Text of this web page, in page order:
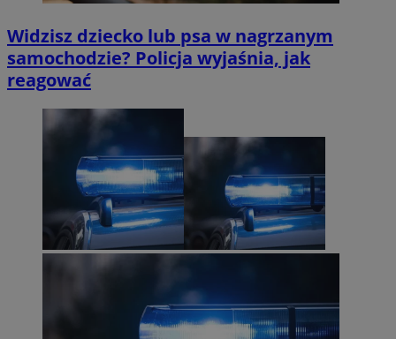
Widzisz dziecko lub psa w nagrzanym
samochodzie? Policja wyjaśnia, jak
reagować